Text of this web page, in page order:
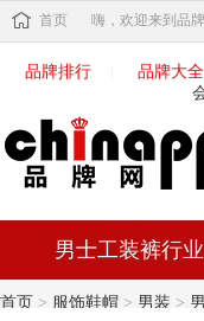
首页 嗨，欢迎来到品
品牌排行 品牌大全
男士工装裤行
首页 > 服饰鞋帽 > 男装 >